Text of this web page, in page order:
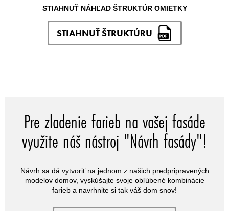
STIAHNUŤ NÁHĽAD ŠTRUKTÚR OMIETKY
STIAHNUŤ ŠTRUKTÚRU
Pre zladenie farieb na vašej fasáde
využite náš nástroj "Návrh fasády"!
Návrh sa dá vytvoriť na jednom z našich predpripravených
modelov domov, vyskúšajte svoje obľúbené kombinácie
farieb a navrhnite si tak váš dom snov!